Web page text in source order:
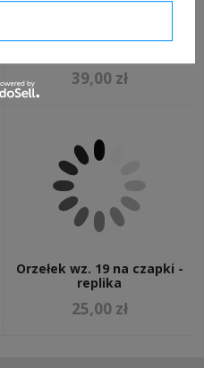
Nieśmiertelnik polski
39,00 zł
Orzełek wz. 19 na czapki -
replika
25,00 zł